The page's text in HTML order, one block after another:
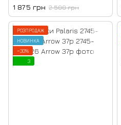
1 875 грн 2 500 грн
РОЗПРОДАЖ
НОВИНКА
−30%
3